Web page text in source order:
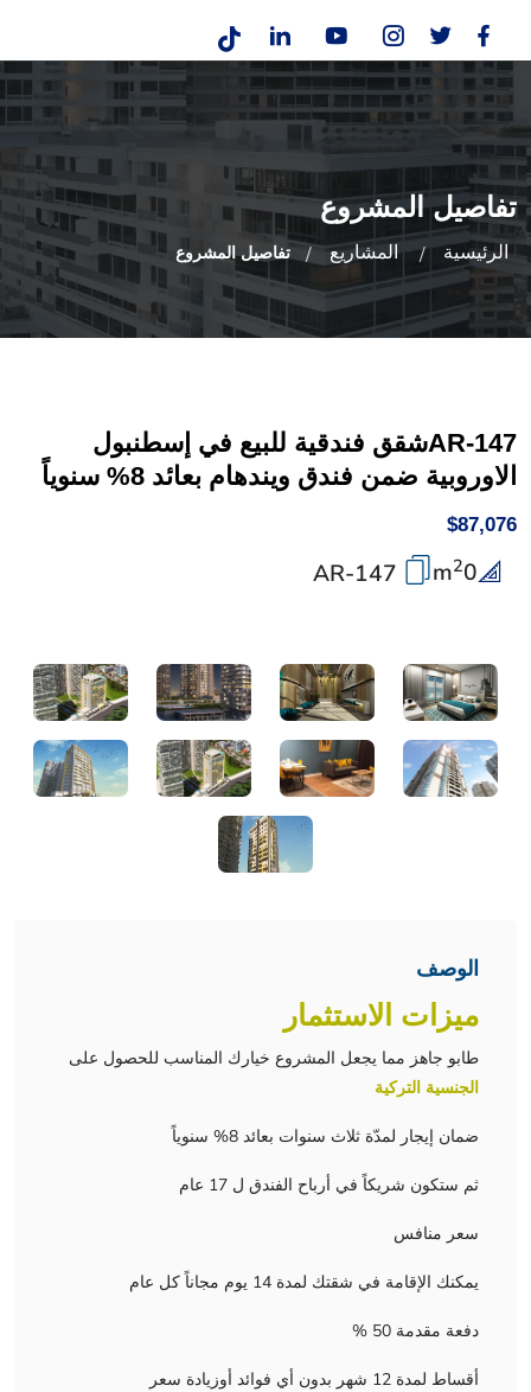
تفاصيل المشروع
الرئيسية المشاريع تفاصيل المشروع
AR-147شقق فندقية للبيع في إسطنبول
الاوروبية ضمن فندق ويندهام بعائد 8% سنوياً
$87,076
0
m2
الوصف
ميزات الاستثمار
طابو جاهز مما يجعل المشروع خيارك المناسب للحصول على
الجنسية التركية
ضمان إيجار لمدّة ثلاث سنوات بعائد 8% سنوياً
ثم ستكون شريكاً في أرباح الفندق ل 17 عام
سعر منافس
يمكنك الإقامة في شقتك لمدة 14 يوم مجاناً كل عام
دفعة مقدمة 50 %
أقساط لمدة 12 شهر بدون أي فوائد أوزيادة سعر